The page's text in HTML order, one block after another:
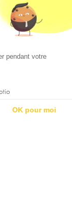
3342-1 et L. 3353-3
Sachez
pendant votre
OK pour moi
★★★★★